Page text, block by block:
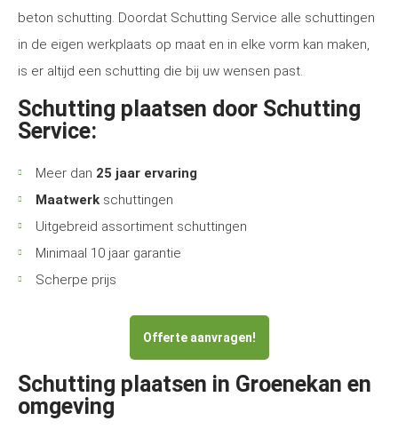
beton schutting. Doordat Schutting Service alle schuttingen
in de eigen werkplaats op maat en in elke vorm kan maken,
is er altijd een schutting die bij uw wensen past.
Schutting plaatsen door Schutting
Service:
Meer dan 25 jaar ervaring
Maatwerk schuttingen
Uitgebreid assortiment schuttingen
Minimaal 10 jaar garantie
Scherpe prijs
Offerte aanvragen!
Schutting plaatsen in Groenekan en
omgeving